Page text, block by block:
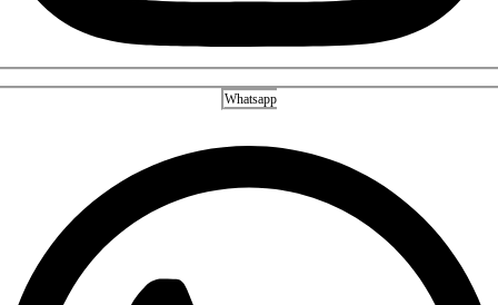
Whatsapp